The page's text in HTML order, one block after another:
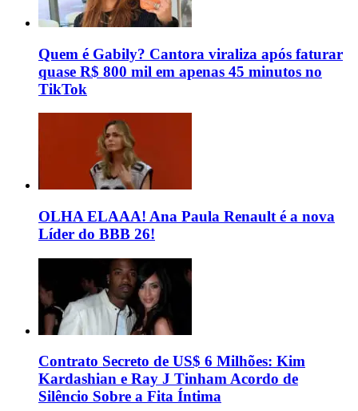
Quem é Gabily? Cantora viraliza após faturar
quase R$ 800 mil em apenas 45 minutos no
TikTok
OLHA ELAAA! Ana Paula Renault é a nova
Líder do BBB 26!
Contrato Secreto de US$ 6 Milhões: Kim
Kardashian e Ray J Tinham Acordo de
Silêncio Sobre a Fita Íntima